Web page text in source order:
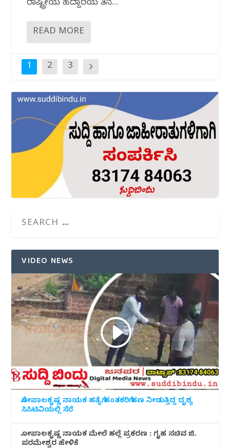
ರಾಷ್ಟ್ರೀಯ ಹೆದ್ದಾರಿಯ ತಿನೆ...
READ MORE
1 2 3
VIDEO NEWS
ಗೋಪಾಲಕೃಷ್ಣ ನಾಯಕ ಹತ್ಯೆಗೆ ಹಂತಕರಿಗೆ ಹಣ ನೀಡುತ್ತಿದ್ದ ದೃಶ್ಯ
ಸಿಸಿಟಿವಿಯಲ್ಲಿ ಸೆರೆ
ಗೋಪಾಲಕೃಷ್ಣ ನಾಯಕ ಮೇಲೆ ಹಲ್ಲೆ ಪ್ರಕರಣ : ಗೃಹ ಸಚಿವ ಜಿ.
ಪರಮೇಶ್ವರ ಹೇಳಿಕೆ